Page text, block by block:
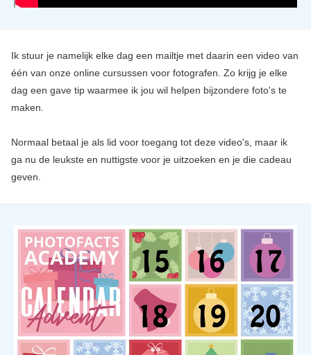
Ik stuur je namelijk elke dag een mailtje met daarin een video van
één van onze online cursussen voor fotografen. Zo krijg je elke
dag een gave tip waarmee ik jou wil helpen bijzondere foto's te
maken.
Normaal betaal je als lid voor toegang tot deze video's, maar ik
ga nu de leukste en nuttigste voor je uitzoeken en je die cadeau
geven.